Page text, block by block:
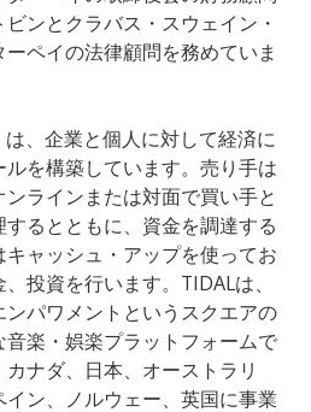
ンとクラバス・スウェイン・
ペイの法律顧問を務めていま
、企業と個人に対して経済に
を構築しています。売り手は
ラインまたは対面で買い手と
るとともに、資金を調達する
ャッシュ・アップを使ってお
投資を行います。TIDALは、
パワメントというスクエアの
楽・娯楽プラットフォームで
ナダ、日本、オーストラリ
ン、ノルウェー、英国に事業